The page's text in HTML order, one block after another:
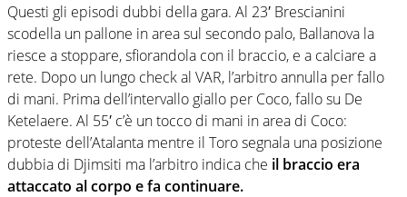
Questi gli episodi dubbi della gara. Al 23′ Brescianini
scodella un pallone in area sul secondo palo, Ballanova la
riesce a stoppare, sfiorandola con il braccio, e a calciare a
rete. Dopo un lungo check al VAR, l’arbitro annulla per fallo
di mani. Prima dell’intervallo giallo per Coco, fallo su De
Ketelaere. Al 55′ c’è un tocco di mani in area di Coco:
proteste dell’Atalanta mentre il Toro segnala una posizione
dubbia di Djimsiti ma l’arbitro indica che il braccio era
attaccato al corpo e fa continuare.